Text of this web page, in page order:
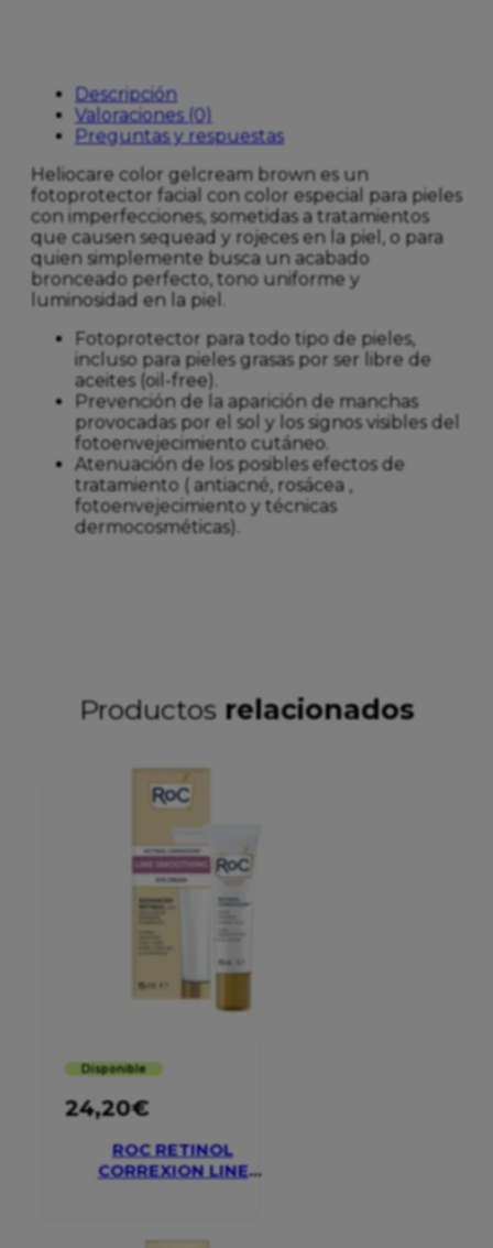
Descripción
Valoraciones (0)
Preguntas y respuestas
Heliocare color gelcream brown es un
fotoprotector facial con color especial para pieles
con imperfecciones, sometidas a tratamientos
que causen sequead y rojeces en la piel, o para
quien simplemente busca un acabado
bronceado perfecto, tono uniforme y
luminosidad en la piel.
Fotoprotector para todo tipo de pieles,
incluso para pieles grasas por ser libre de
aceites (oil-free).
Prevención de la aparición de manchas
provocadas por el sol y los signos visibles del
fotoenvejecimiento cutáneo.
Atenuación de los posibles efectos de
tratamiento ( antiacné, rosácea ,
fotoenvejecimiento y técnicas
dermocosméticas).
Productos relacionados
Disponible
24,20€
ROC RETINOL
CORREXION LINE